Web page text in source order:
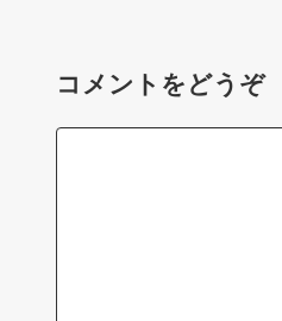
コメントをどうぞ